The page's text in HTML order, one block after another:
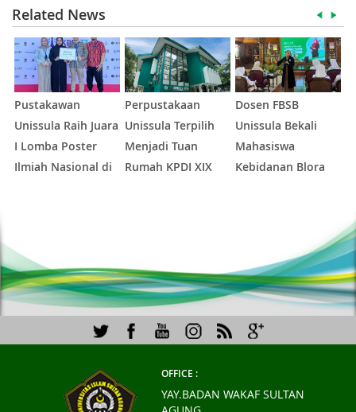
Related News
Pustakawan
Unissula Raih Juara
I Lomba Poster
Ilmiah Nasional di
Perpustakaan
Unissula Terpilih
Menjadi Tuan
Rumah KPDI XIX
Dosen FBSB
Unissula Bekali
Mahasiswa
Kebidanan Blora
OFFICE :
YAY.BADAN WAKAF SULTAN